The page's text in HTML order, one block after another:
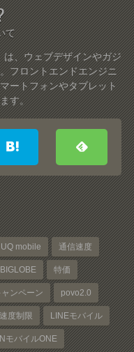
て
、ウェブデザインやガジ
フロントエンドエンジニ
ートフォンやタブレット
す。
UQ mobile 通信速度
BIGLOBE 特価
ャンペーン povo2.0
速度制限 LINEモバイル
モバイルONE